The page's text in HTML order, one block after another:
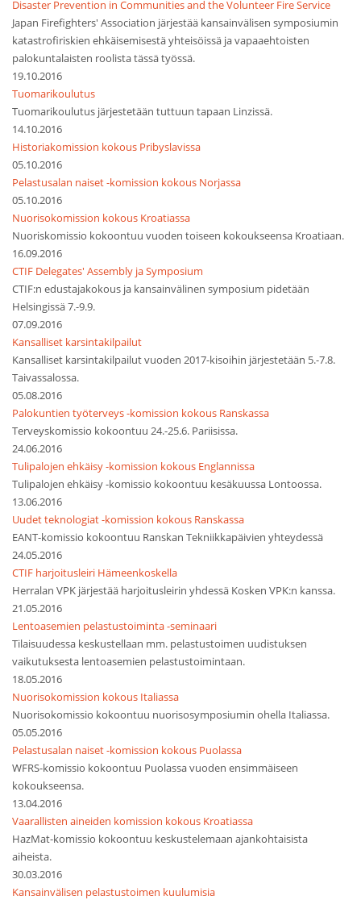
Disaster Prevention in Communities and the Volunteer Fire Service
Japan Firefighters' Association järjestää kansainvälisen symposiumin
katastrofiriskien ehkäisemisestä yhteisöissä ja vapaaehtoisten
palokuntalaisten roolista tässä työssä.
19.10.2016
Tuomarikoulutus
Tuomarikoulutus järjestetään tuttuun tapaan Linzissä.
14.10.2016
Historiakomission kokous Pribyslavissa
05.10.2016
Pelastusalan naiset -komission kokous Norjassa
05.10.2016
Nuorisokomission kokous Kroatiassa
Nuoriskomissio kokoontuu vuoden toiseen kokoukseensa Kroatiaan.
16.09.2016
CTIF Delegates' Assembly ja Symposium
CTIF:n edustajakokous ja kansainvälinen symposium pidetään
Helsingissä 7.-9.9.
07.09.2016
Kansalliset karsintakilpailut
Kansalliset karsintakilpailut vuoden 2017-kisoihin järjestetään 5.-7.8.
Taivassalossa.
05.08.2016
Palokuntien työterveys -komission kokous Ranskassa
Terveyskomissio kokoontuu 24.-25.6. Pariisissa.
24.06.2016
Tulipalojen ehkäisy -komission kokous Englannissa
Tulipalojen ehkäisy -komissio kokoontuu kesäkuussa Lontoossa.
13.06.2016
Uudet teknologiat -komission kokous Ranskassa
EANT-komissio kokoontuu Ranskan Tekniikkapäivien yhteydessä
24.05.2016
CTIF harjoitusleiri Hämeenkoskella
Herralan VPK järjestää harjoitusleirin yhdessä Kosken VPK:n kanssa.
21.05.2016
Lentoasemien pelastustoiminta -seminaari
Tilaisuudessa keskustellaan mm. pelastustoimen uudistuksen
vaikutuksesta lentoasemien pelastustoimintaan.
18.05.2016
Nuorisokomission kokous Italiassa
Nuorisokomissio kokoontuu nuorisosymposiumin ohella Italiassa.
05.05.2016
Pelastusalan naiset -komission kokous Puolassa
WFRS-komissio kokoontuu Puolassa vuoden ensimmäiseen
kokoukseensa.
13.04.2016
Vaarallisten aineiden komission kokous Kroatiassa
HazMat-komissio kokoontuu keskustelemaan ajankohtaisista
aiheista.
30.03.2016
Kansainvälisen pelastustoimen kuulumisia